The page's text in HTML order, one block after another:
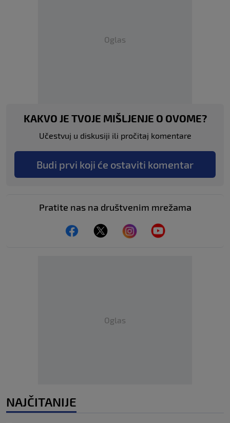
Oglas
KAKVO JE TVOJE MIŠLJENJE O OVOME?
Učestvuj u diskusiji ili pročitaj komentare
Budi prvi koji će ostaviti komentar
Pratite nas na društvenim mrežama
Oglas
NAJČITANIJE